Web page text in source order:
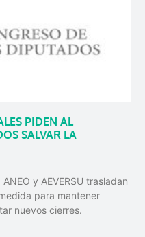
PIDEN AL
SALVAR LA
y AEVERSU trasladan
para mantener
nuevos cierres.